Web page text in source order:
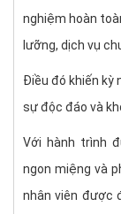
nghiệm hoàn
lưỡng, dịch vụ
Điều đó khiến
sự độc đáo và
Với hành trình
ngon miệng và
nhân viên được